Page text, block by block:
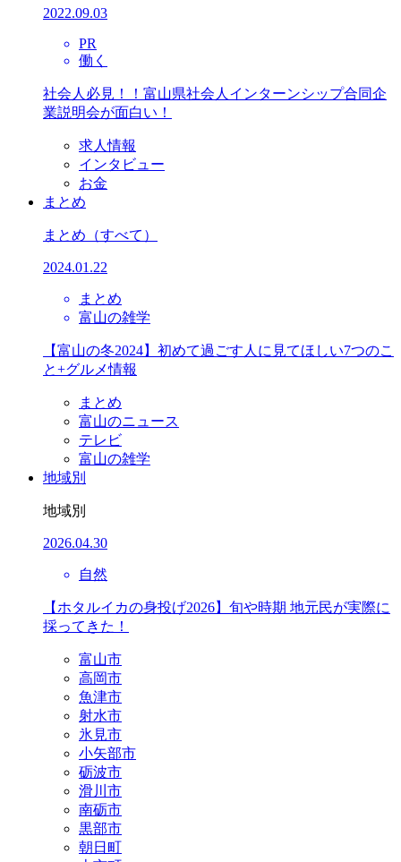
2022.09.03
PR
働く
社会人必見！！富山県社会人インターンシップ合同企
業説明会が面白い！
求人情報
インタビュー
お金
まとめ
まとめ （すべて）
2024.01.22
まとめ
富山の雑学
【富山の冬2024】初めて過ごす人に見てほしい7つのこ
と+グルメ情報
まとめ
富山のニュース
テレビ
富山の雑学
地域別
地域別
2026.04.30
自然
【ホタルイカの身投げ2026】旬や時期 地元民が実際に
採ってきた！
富山市
高岡市
魚津市
射水市
氷見市
小矢部市
砺波市
滑川市
南砺市
黒部市
朝日町